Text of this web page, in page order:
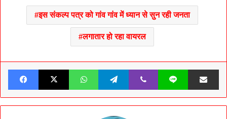
इस संकल्प पत्र को गांव गांव में ध्यान से सुन रही जनता
लगातार हो रहा वायरल
Facebook X WhatsApp Telegram Viber Line Share